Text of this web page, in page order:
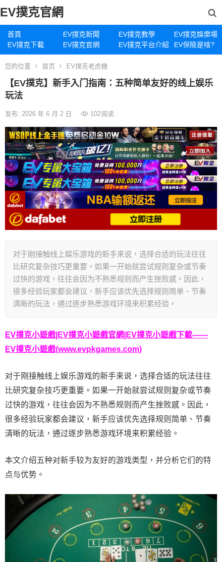
EV撲克官網
首頁 EV撲克新聞 EV撲克教學
EV撲克娛樂場
EV撲克下載
EV撲克官網 EV撲克平台介紹 EV保險是啥?
您的位置 首页 EV撲克老虎機
【EV撲克】新手入门指南：五种简单友好的线上娱乐
玩法
发布: 2026 年 6 月 2 日 102阅读
对于刚接触线上娱乐游戏的新手来说，选择合适的玩法往往
比研究复杂技巧更重要。如果一开始就尝试规则复杂或节奏
过快的游戏，往往会因为不熟悉规则而产生挫败感。因此，
很多经验玩家都会建议，新手应该优先选择规则简单、节奏
清晰的玩法，通过逐步熟悉游戏环境来积累经验。
EV撲克小遊戲|EV撲克小遊戲官網|EV撲克小遊戲下載——
EV撲克小遊戲(www.evpkgames.com)
对于刚接触线上娱乐游戏的新手来说，选择合适的玩法往往
比研究复杂技巧更重要。如果一开始就尝试规则复杂或节奏
过快的游戏，往往会因为不熟悉规则而产生挫败感。因此，
很多经验玩家都会建议，新手应该优先选择规则简单、节奏
清晰的玩法，通过逐步熟悉游戏环境来积累经验。
本文介绍五种对新手较为友好的游戏类型，并分析它们的特
点与优势。